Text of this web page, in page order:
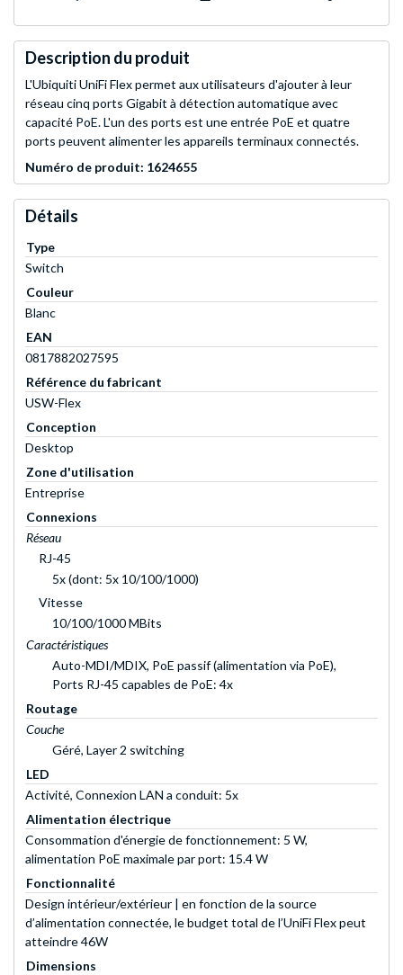
Description du produit
L'Ubiquiti UniFi Flex permet aux utilisateurs d'ajouter à leur
réseau cinq ports Gigabit à détection automatique avec
capacité PoE. L'un des ports est une entrée PoE et quatre
ports peuvent alimenter les appareils terminaux connectés.
Numéro de produit: 1624655
Détails
Type
Switch
Couleur
Blanc
EAN
0817882027595
Référence du fabricant
USW-Flex
Conception
Desktop
Zone d'utilisation
Entreprise
Connexions
Réseau
RJ-45
5x (dont: 5x 10/100/1000)
Vitesse
10/100/1000 MBits
Caractéristiques
Auto-MDI/MDIX, PoE passif (alimentation via PoE),
Ports RJ-45 capables de PoE: 4x
Routage
Couche
Géré, Layer 2 switching
LED
Activité, Connexion LAN a conduit: 5x
Alimentation électrique
Consommation d'énergie de fonctionnement: 5 W,
alimentation PoE maximale par port: 15.4 W
Fonctionnalité
Design intérieur/extérieur | en fonction de la source
d’alimentation connectée, le budget total de l’UniFi Flex peut
atteindre 46W
Dimensions